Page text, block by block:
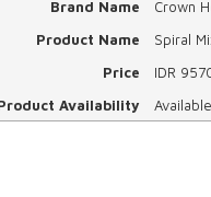
Brand Name
Crown
Product Name
Spiral
Price
IDR
Availability